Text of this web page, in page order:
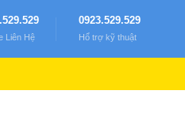
Liên Hệ
0923.529.529
Hổ trợ kỹ thuật